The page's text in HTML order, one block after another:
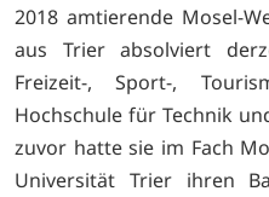
2018 amtierende Mosel-
aus Trier absolviert
Freizeit-, Sport-,
Hochschule für Technik
zuvor hatte sie im Fach
Universität Trier ihren